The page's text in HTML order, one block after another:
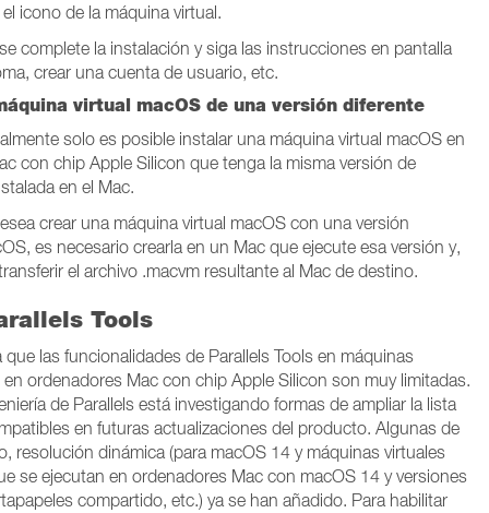
icono de la máquina virtual.
complete la instalación y siga las instrucciones en pantalla
crear una cuenta de usuario, etc.
virtual macOS de una versión diferente
solo es posible instalar una máquina virtual macOS en
con chip Apple Silicon que tenga la misma versión de
en el Mac.
crear una máquina virtual macOS con una versión
es necesario crearla en un Mac que ejecute esa versión y,
el archivo .macvm resultante al Mac de destino.
Tools
que las funcionalidades de Parallels Tools en máquinas
ordenadores Mac con chip Apple Silicon son muy limitadas.
de Parallels está investigando formas de ampliar la lista
en futuras actualizaciones del producto. Algunas de
resolución dinámica (para macOS 14 y máquinas virtuales
se ejecutan en ordenadores Mac con macOS 14 y versiones
compartido, etc.) ya se han añadido. Para habilitar